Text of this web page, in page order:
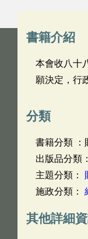
書籍介紹
本會收八十
願決定，行
分類
書籍分類 ：
出版品分類
主題分類：
施政分類：
其他詳細